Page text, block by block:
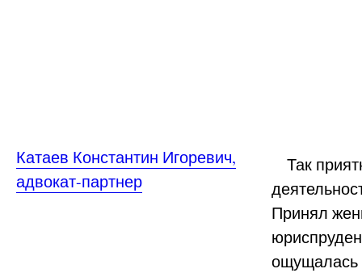
Катаев Константин Игоревич,
адвокат-партнер
Так
Принял
ощущалась